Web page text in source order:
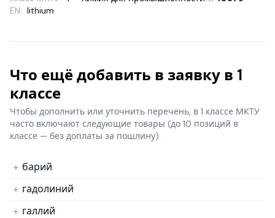
EN: lithium
Что ещё добавить в заявку в 1
классе
Чтобы дополнить или уточнить перечень, в 1 классе МКТУ
часто включают следующие товары (до 10 позиций в
классе — без доплаты за пошлину).
барий
гадолиний
галлий